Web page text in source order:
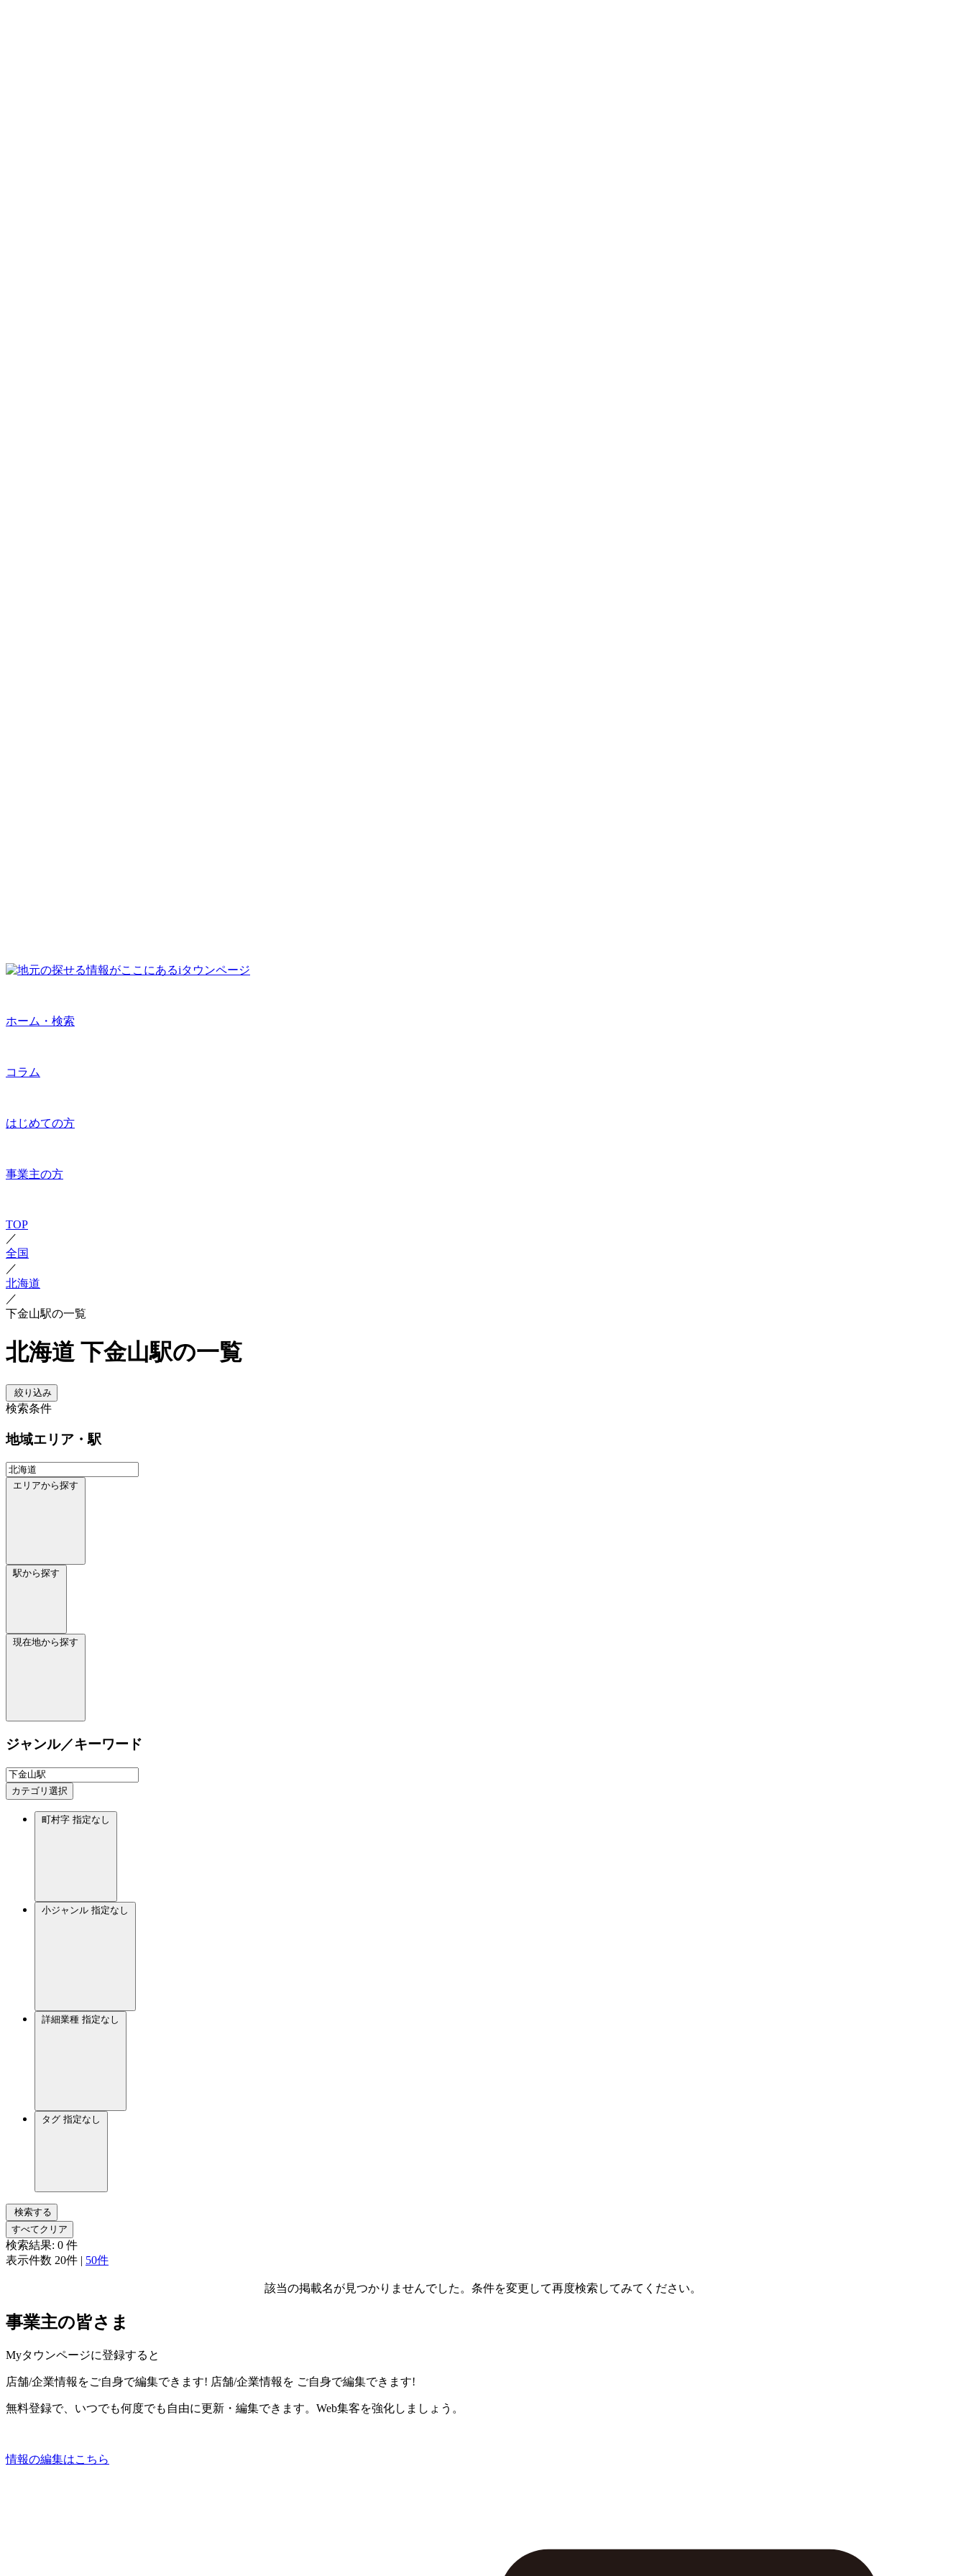
ホーム・検索
コラム
はじめての方
事業主の方
TOP
／
全国
／
北海道
／
下金山駅の一覧
北海道 下金山駅の一覧
絞り込み
検索条件
地域エリア・駅
エリアから探す
駅から探す
現在地から探す
ジャンル／キーワード
カテゴリ選択
町村字 指定なし
小ジャンル 指定なし
詳細業種 指定なし
タグ 指定なし
検索する
すべてクリア
検索結果: 0 件
表示件数 20件 | 50件
該当の掲載名が見つかりませんでした。条件を変更して再度検索してみてください。
事業主の皆さま
Myタウンページに登録すると
店舗/企業情報をご自身で編集できます! 店舗/企業情報を ご自身で編集できます!
無料登録で、いつでも何度でも自由に更新・編集できます。Web集客を強化しましょう。
情報の編集はこちら